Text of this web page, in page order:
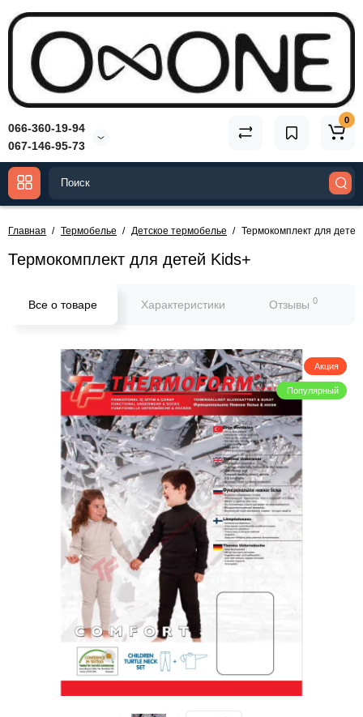
066-360-19-94
067-146-95-73
0
Главная Термобелье Детское термобелье Термокомплект для
Термокомплект для детей Kids+
Все о товаре Характеристики Отзывы 0
Акция
Популярный